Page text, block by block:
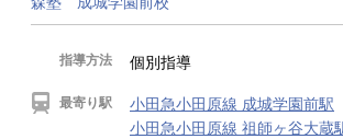
指導方法 個別指導
最寄り駅
小田急小田原線 成城学園前駅
小田急小田原線 祖師ヶ谷大蔵